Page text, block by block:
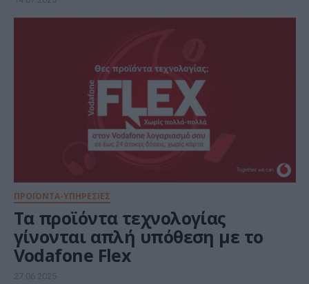
ΠΡΟΪΟΝΤΑ-ΥΠΗΡΕΣΙΕΣ
Τα προϊόντα τεχνολογίας
γίνονται απλή υπόθεση με το
Vodafone Flex
27.06.2025